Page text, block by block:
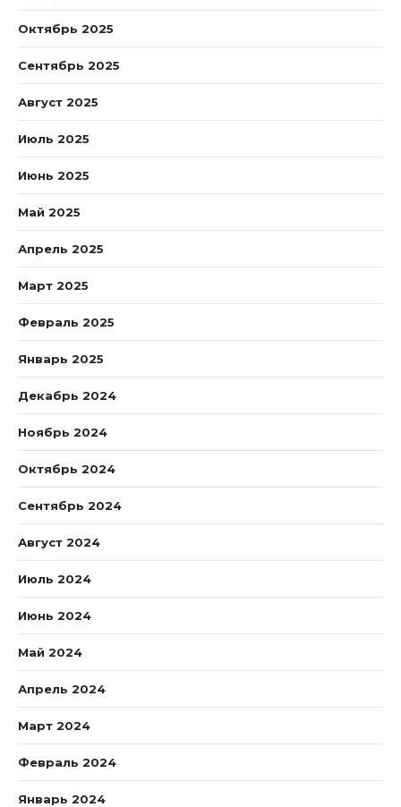
Октябрь 2025
Сентябрь 2025
Август 2025
Июль 2025
Июнь 2025
Май 2025
Апрель 2025
Март 2025
Февраль 2025
Январь 2025
Декабрь 2024
Ноябрь 2024
Октябрь 2024
Сентябрь 2024
Август 2024
Июль 2024
Июнь 2024
Май 2024
Апрель 2024
Март 2024
Февраль 2024
Январь 2024